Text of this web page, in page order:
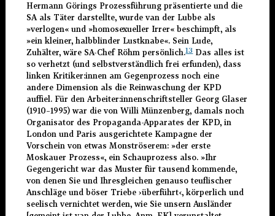
Hermann Görings Prozessführung präsentierte und die
SA als Täter darstellte, wurde van der Lubbe als
»verlogen« und »homosexueller Irrer« beschimpft, als
»ein kleiner, halbblinder Lustknabe«. Sein Lude,
Zuhälter, wäre SA-Chef Röhm persönlich.13Das alles ist
so verhetzt (und selbstverständlich frei erfunden), dass
linken Kritiker:innen am Gegenprozess noch eine
andere Dimension als die Reinwaschung der KPD
auffiel. Für den Arbeiter:innenschriftsteller Georg Glaser
(1910–1995) war die von Willi Münzenberg, damals noch
Organisator des Propaganda-Apparates der KPD, in
London und Paris ausgerichtete Kampagne der
Vorschein von etwas Monströserem: »der erste
Moskauer Prozess«, ein Schauprozess also. »Ihr
Gegengericht war das Muster für tausend kommende,
von denen Sie und Ihresgleichen genauso teuflischer
Anschläge und böser Triebe ›überführt‹, körperlich und
seelisch vernichtet werden, wie Sie unsern Ausländer